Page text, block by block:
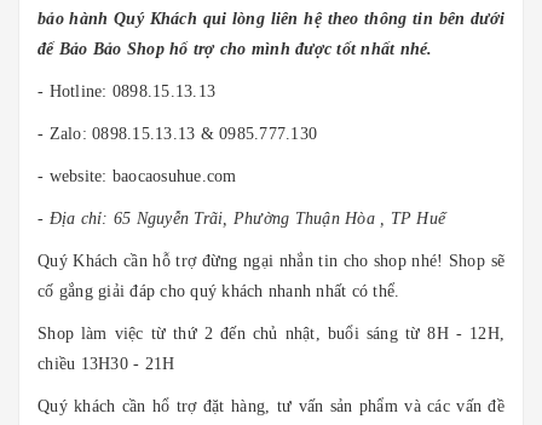
bảo hành Quý Khách qui lòng liên hệ theo thông tin bên dưới
để Bảo Bảo Shop hổ trợ cho mình được tốt nhất nhé.
- Hotline: 0898.15.13.13
- Zalo: 0898.15.13.13 & 0985.777.130
- website: baocaosuhue.com
- Địa chỉ: 65 Nguyễn Trãi, Phường Thuận Hòa , TP Huế
Quý Khách cần hỗ trợ đừng ngại nhắn tin cho shop nhé! Shop sẽ
cố gắng giải đáp cho quý khách nhanh nhất có thể.
Shop làm việc từ thứ 2 đến chủ nhật, buổi sáng từ 8H - 12H,
chiều 13H30 - 21H
Quý khách cần hổ trợ đặt hàng, tư vấn sản phẩm và các vấn đề